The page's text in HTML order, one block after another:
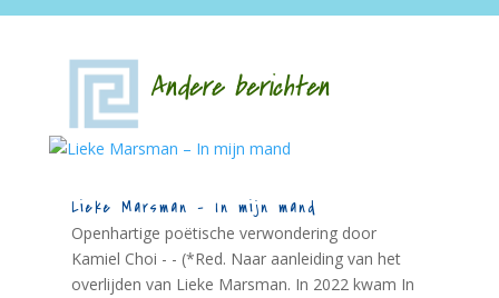
Andere berichten
Lieke Marsman – In mijn mand
Openhartige poëtische verwondering door
Kamiel Choi - - (*Red. Naar aanleiding van het
overlijden van Lieke Marsman. In 2022 kwam In